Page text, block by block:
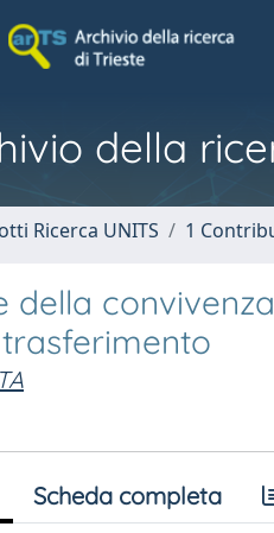
della
Ricerca UNITS 1
della
Scheda completa